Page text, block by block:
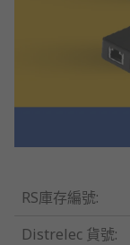
RS庫存編號:
Distrelec 貨號: